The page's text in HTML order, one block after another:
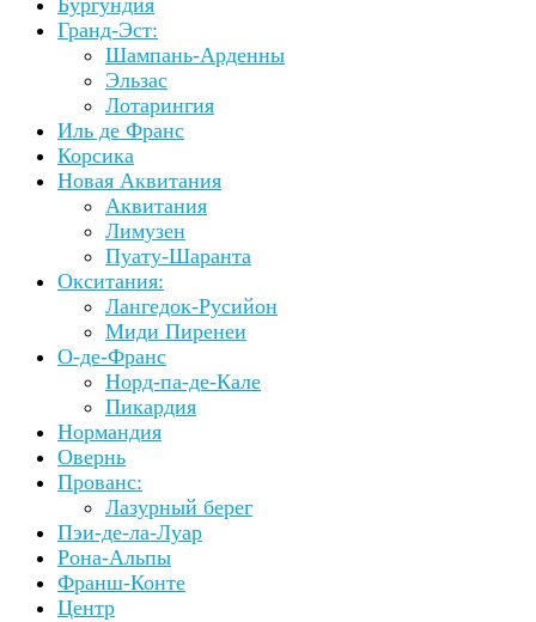
Бургундия
Гранд-Эст:
Шампань-Арденны
Эльзас
Лотарингия
Иль де Франс
Корсика
Новая Аквитания
Аквитания
Лимузен
Пуату-Шаранта
Окситания:
Лангедок-Русийон
Миди Пиренеи
О-де-Франс
Норд-па-де-Кале
Пикардия
Нормандия
Овернь
Прованс:
Лазурный берег
Пэи-де-ла-Луар
Рона-Альпы
Франш-Конте
Центр